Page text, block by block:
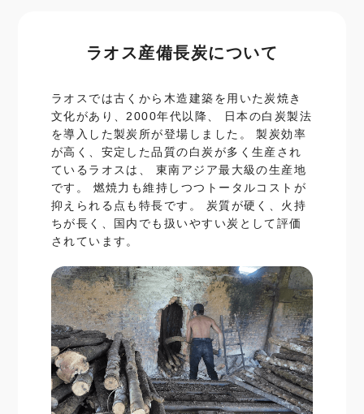
ラオス産備長炭について
ラオスでは古くから木造建築を用いた炭焼き
文化があり、2000年代以降、 日本の白炭製法
を導入した製炭所が登場しました。 製炭効率
が高く、安定した品質の白炭が多く生産され
ているラオスは、 東南アジア最大級の生産地
です。 燃焼力も維持しつつトータルコストが
抑えられる点も特長です。 炭質が硬く、火持
ちが長く、国内でも扱いやすい炭として評価
されています。